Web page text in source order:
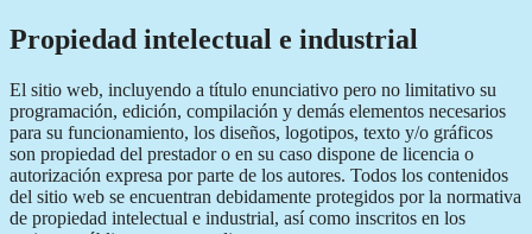
Propiedad intelectual e industrial
El sitio web, incluyendo a título enunciativo pero no limitativo su
programación, edición, compilación y demás elementos necesarios
para su funcionamiento, los diseños, logotipos, texto y/o gráficos
son propiedad del prestador o en su caso dispone de licencia o
autorización expresa por parte de los autores. Todos los contenidos
del sitio web se encuentran debidamente protegidos por la normativa
de propiedad intelectual e industrial, así como inscritos en los